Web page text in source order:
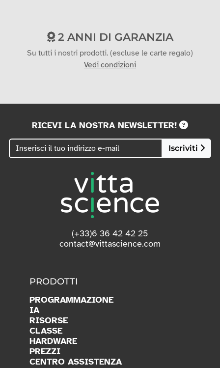
2 ANNI DI GARANZIA
Su tutti i nostri prodotti. (escluse le carte regalo)
Vedi condizioni
RICEVI LA NOSTRA NEWSLETTER!
Iscriviti
(+33)6 36 42 42 25
contact@vittascience.com
PRODOTTI
PROGRAMMAZIONE
IA
RISORSE
CLASSE
HARDWARE
PREZZI
CENTRO ASSISTENZA